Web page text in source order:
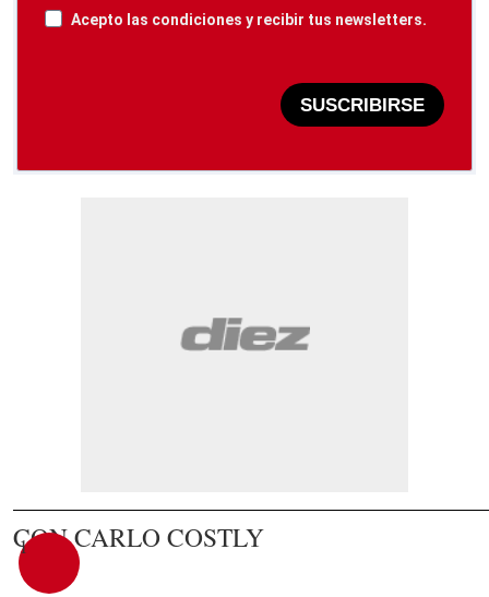
Acepto las condiciones y recibir tus newsletters.
SUSCRIBIRSE
1
CON CARLO COSTLY